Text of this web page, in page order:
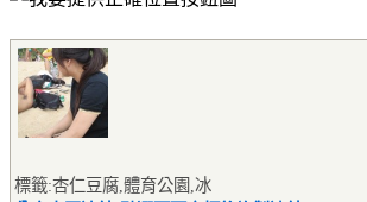
標籤:杏仁豆腐,體育公園,冰